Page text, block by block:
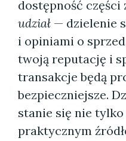
dostępność
udział — dzielenie
i opiniami o
twoją reputację i
transakcje będą
bezpieczniejsze.
stanie się nie
praktycznym